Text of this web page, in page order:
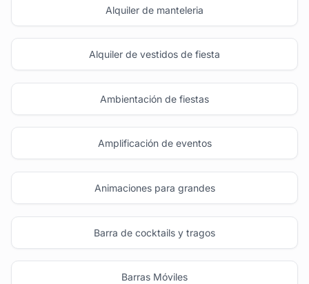
Alquiler de manteleria
Alquiler de vestidos de fiesta
Ambientación de fiestas
Amplificación de eventos
Animaciones para grandes
Barra de cocktails y tragos
Barras Móviles